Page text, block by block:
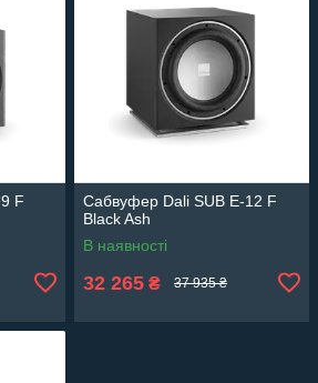
F
Сабвуфер Dali SUB E-12 F
Black Ash
В наявності
32 265 ₴ 37 935 ₴